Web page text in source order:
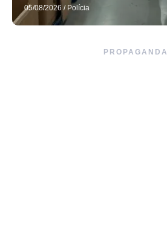
05/08/2026 / Polícia
PROPAGANDA